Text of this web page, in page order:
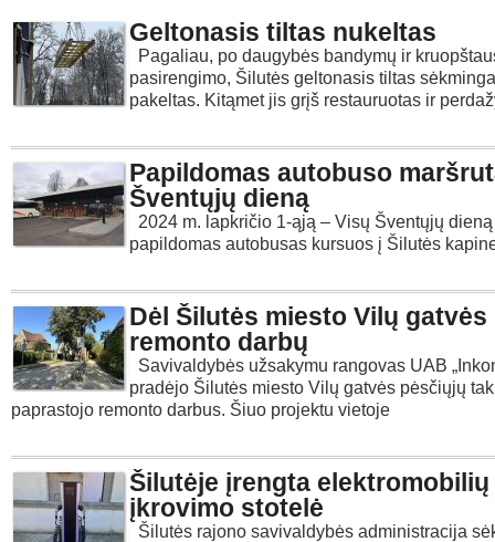
Geltonasis tiltas nukeltas
Pagaliau, po daugybės bandymų ir
pasirengimo, Šilutės geltonasis tiltas
pakeltas. Kitąmet jis grįš restauruotas ir
Papildomas autobuso
Šventųjų dieną
2024 m. lapkričio 1-ąją – Visų Šventųjų
papildomas autobusas kursuos į Šilutės
Dėl Šilutės miesto Vilų gatvės
remonto darbų
Savivaldybės užsakymu rangovas UAB
pradėjo Šilutės miesto Vilų gatvės pėsčiųjų
paprastojo remonto darbus. Šiuo projektu vietoje
Šilutėje įrengta elektromobilių
įkrovimo stotelė
Šilutės rajono savivaldybės administracija